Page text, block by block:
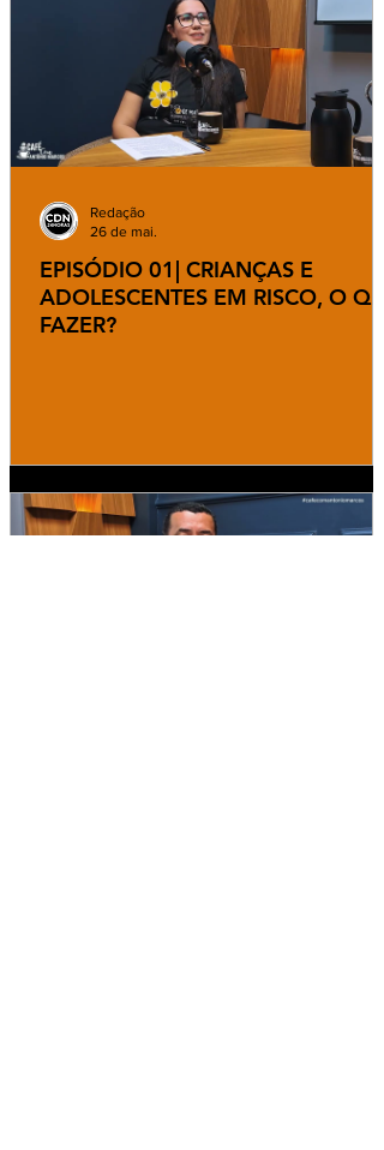
EPISÓDIO 01| CRIANÇAS E
ADOLESCENTES EM RISCO, O
FAZER?
Redação
26 de mai.